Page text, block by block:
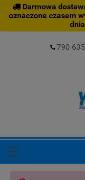
Darmowa
oznaczone czasem
790